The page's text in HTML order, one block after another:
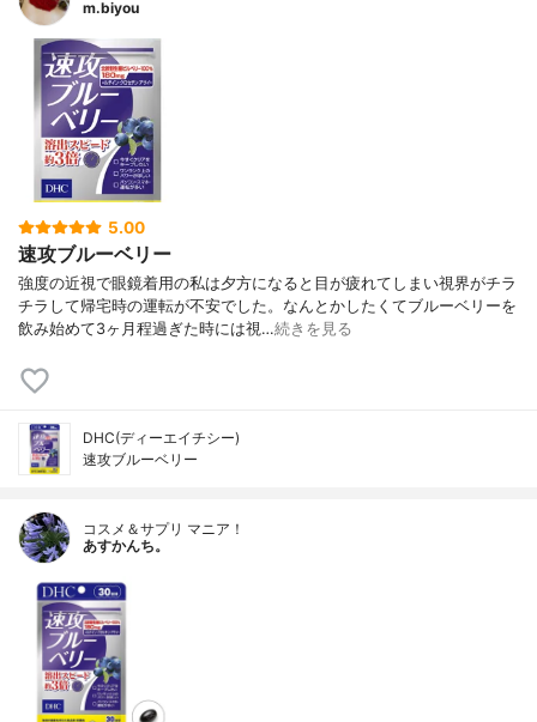
m.biyou
5.00
速攻ブルーベリー
強度の近視で眼鏡着用の私は夕方になると目が疲れてしまい視界がチラ
チラして帰宅時の運転が不安でした。なんとかしたくてブルーベリーを
飲み始めて3ヶ月程過ぎた時には視…続きを見る
DHC(ディーエイチシー)
速攻ブルーベリー
コスメ＆サプリ マニア！
あすかんち。